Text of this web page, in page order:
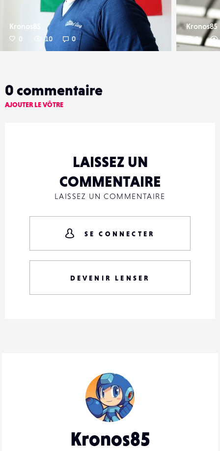
Kronos85
0 10 0
Kronos85
2
Kronos85
0 commentaire
AJOUTER LE VÔTRE
LAISSEZ UN
COMMENTAIRE
LAISSEZ UN COMMENTAIRE
SE CONNECTER
DEVENIR LENSER